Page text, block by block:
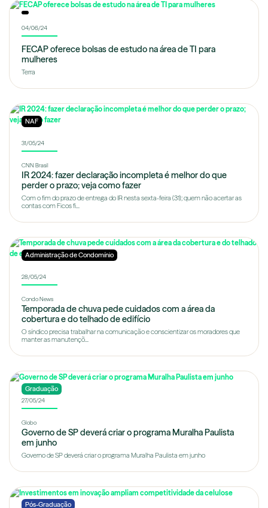
04/06/24
FECAP oferece bolsas de estudo na área de TI para
mulheres
Terra
NAF
31/05/24
CNN Brasil
IR 2024: fazer declaração incompleta é melhor do que
perder o prazo; veja como fazer
Com o fim do prazo de entrega do IR nesta sexta-feira (31); quem não acertar as
contas com Ficos fi...
Administração de Condomínio
28/05/24
Condo News
Temporada de chuva pede cuidados com a área da
cobertura e do telhado de edifício
O síndico precisa trabalhar na comunicação e conscientizar os moradores que
manter as manutençõ...
Graduação
27/05/24
Globo
Governo de SP deverá criar o programa Muralha Paulista
em junho
Governo de SP deverá criar o programa Muralha Paulista em junho
Pós-Graduação